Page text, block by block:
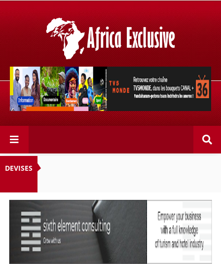
Retrouvez votre chaîne @TV5MONDE, dans les bouquets
CANAL+ 36 . Fandaharam-potoana tsara indrindra ho
anareo!
DEVISES